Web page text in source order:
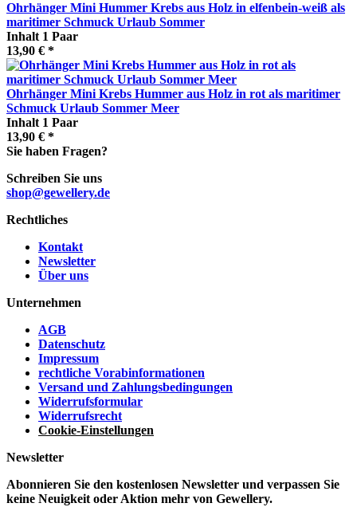
Ohrhänger Mini Hummer Krebs aus Holz in elfenbein-weiß als
maritimer Schmuck Urlaub Sommer
Inhalt 1 Paar
13,90 € *
Ohrhänger Mini Krebs Hummer aus Holz in rot als maritimer
Schmuck Urlaub Sommer Meer
Inhalt 1 Paar
13,90 € *
Sie haben Fragen?
Schreiben Sie uns
shop@gewellery.de
Rechtliches
Kontakt
Newsletter
Über uns
Unternehmen
AGB
Datenschutz
Impressum
rechtliche Vorabinformationen
Versand und Zahlungsbedingungen
Widerrufsformular
Widerrufsrecht
Cookie-Einstellungen
Newsletter
Abonnieren Sie den kostenlosen Newsletter und verpassen Sie
keine Neuigkeit oder Aktion mehr von Gewellery.